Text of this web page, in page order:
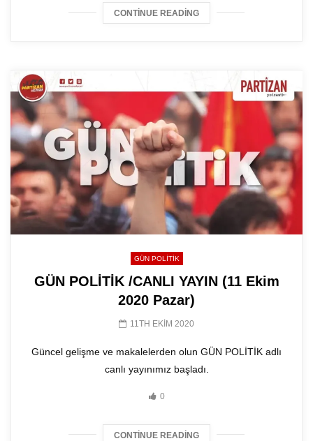
CONTINUE READING
GÜN POLITIK
GÜN POLİTİK /CANLI YAYIN (11 Ekim
2020 Pazar)
11TH EKIM 2020
Güncel gelişme ve makalelerden olun GÜN POLİTİK adlı
canlı yayınımız başladı.
0
CONTINUE READING